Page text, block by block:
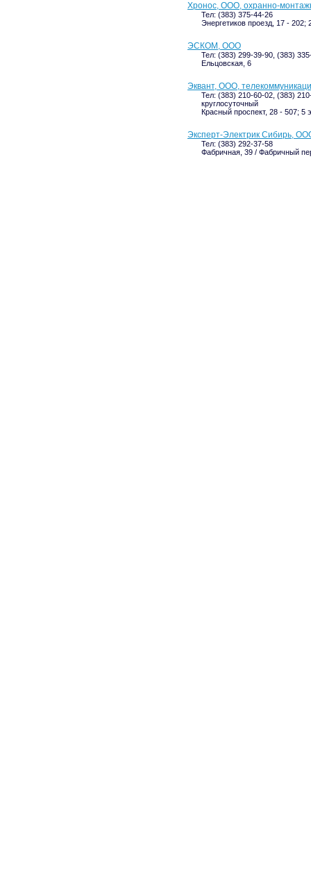
Хронос, ООО, охранно-
Тел: (383) 375-44-26
Энергетиков проезд, 17 - 202;
ЭСКОМ, ООО
Тел: (383) 299-39-90, (383)
Ельцовская, 6
Эквант, ООО,
Тел: (383) 210-60-02, (383)
круглосуточный
Красный проспект, 28 - 507; 5
Эксперт-Электрик Сибирь,
Тел: (383) 292-37-58
Фабричная, 39 / Фабричный